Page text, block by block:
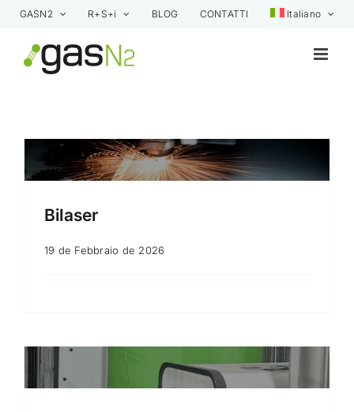
Skip
content
GASN2 R+S+i BLOG CONTATTI Italiano
Bilaser
19 de Febbraio de 2026